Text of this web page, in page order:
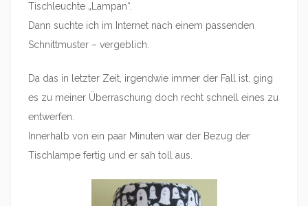
Tischleuchte „Lampan“.
Dann suchte ich im Internet nach einem passenden
Schnittmuster – vergeblich.
Da das in letzter Zeit, irgendwie immer der Fall ist, ging
es zu meiner Überraschung doch recht schnell eines zu
entwerfen.
Innerhalb von ein paar Minuten war der Bezug der
Tischlampe fertig und er sah toll aus.